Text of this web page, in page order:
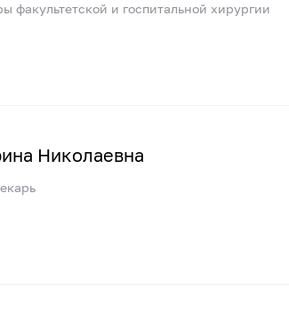
факультетской и госпитальной хирургии
Николаевна